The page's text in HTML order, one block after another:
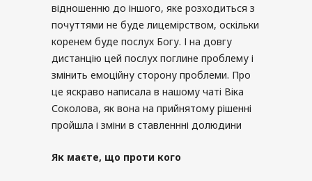
відношенню до іншого, яке розходиться з
почуттями не буде лицемірством, оскільки
коренем буде послух Богу. І на довгу
дистанцію цей послух поглине проблему і
змінить емоційну сторону проблеми. Про
це яскраво написала в нашому чаті Віка
Соколова, як вона на прийнятому рішенні
пройшла і зміни в ставленнні долюдини
Як маєте, що проти кого